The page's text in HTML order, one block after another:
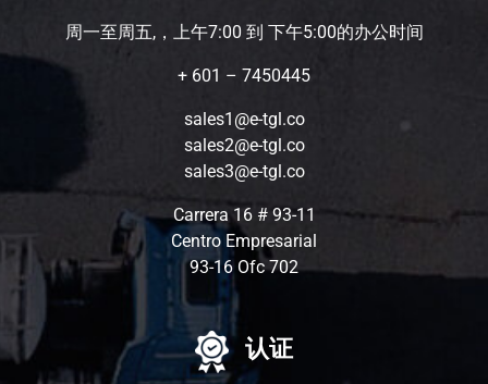
周一至周五,，上午7:00 到 下午5:00的办公时间
+ 601 – 7450445
sales1@e-tgl.co
sales2@e-tgl.co
sales3@e-tgl.co
Carrera 16 # 93-11
Centro Empresarial
93-16 Ofc 702
认证